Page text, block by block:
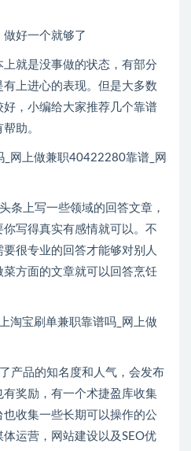
好一个就够了
就是没事做的状态，有部分
上进心的表现。但是大多数
，小编给大家推荐几个靠谱
助。
条上写一些领域的回答文章，
写得真实有感情就可以。不
很专业的回答才能够对别人
方面的文章就可以回答烹饪
产品的知名度和人气，会发布
奖励，有一个术捷盈库收集
也收集一些长期可以操作的公
运营，网站建设以及SEO优